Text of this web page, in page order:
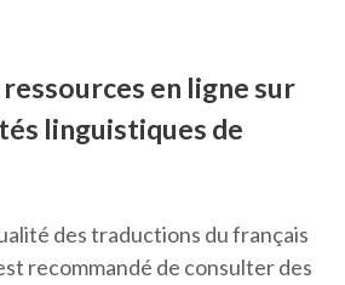
en ligne sur
linguistiques de
des traductions du français
recommandé de consulter des